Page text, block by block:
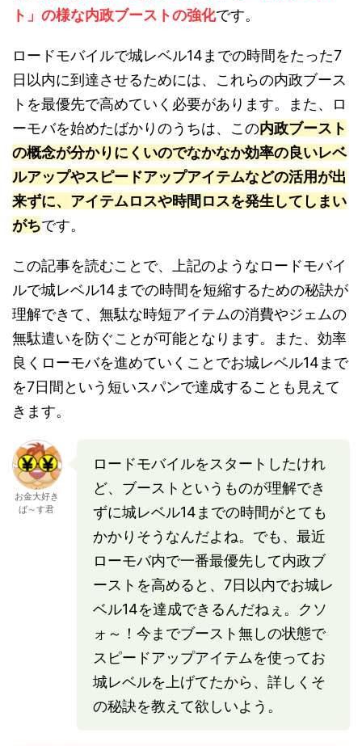
ト」の様な内政ブーストの強化です。
ロードモバイルで城レベル14までの時間をたった7
日以内に到達させるためには、これらの内政ブース
トを最優先で高めていく必要があります。また、ロ
ーモバを始めたばかりのうちは、この内政ブースト
の概念が分かりにくいのでなかなか効率の良いレベ
ルアップやスピードアップアイテムなどの活用が出
来ずに、アイテムロスや時間ロスを発生してしまい
がちです。
この記事を読むことで、上記のようなロードモバイ
ルで城レベル14までの時間を短縮するための秘訣が
理解できて、無駄な時短アイテムの消費やジェムの
無駄遣いを防ぐことが可能となります。また、効率
良くローモバを進めていくことでお城レベル14まで
を7日間という短いスパンで達成することも見えて
きます。
お金大好き
ば～す君
ロードモバイルをスタートしたけれ
ど、ブーストというものが理解でき
ずに城レベル14までの時間がとても
かかりそうなんだよね。でも、最近
ローモバ内で一番最優先して内政ブ
ーストを高めると、7日以内でお城レ
ベル14を達成できるんだねぇ。クソ
ォ～！今までブースト無しの状態で
スピードアップアイテムを使ってお
城レベルを上げてたから、詳しくそ
の秘訣を教えて欲しいよう。